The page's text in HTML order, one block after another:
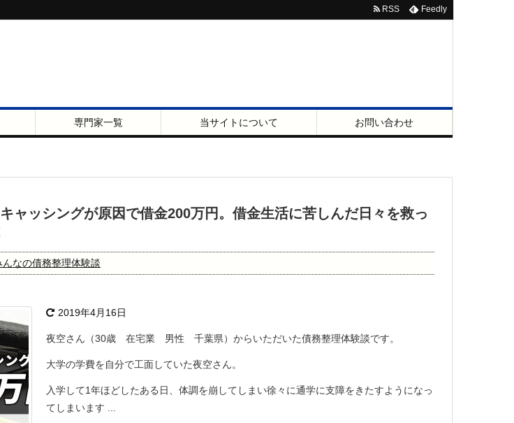
専門家一覧 当サイトについて お問い合わせ
RSS Feedly
ャッシングが原因で借金200万円。借金生活に苦しんだ日々を救っ
んなの債務整理体験談
2019年4月16日
夜空さん（30歳 在宅業 男性 千葉県）からいただいた債務整理体験談です。
大学の学費を自分で工面していた夜空さん。
入学して1年ほどしたある日、体調を崩してしまい徐々に通学に支障をきたすようになっ
てしまいます ...